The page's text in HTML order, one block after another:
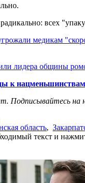
всех
медикам
лидера общины
к
Подписывайтесь на
область,
текст и